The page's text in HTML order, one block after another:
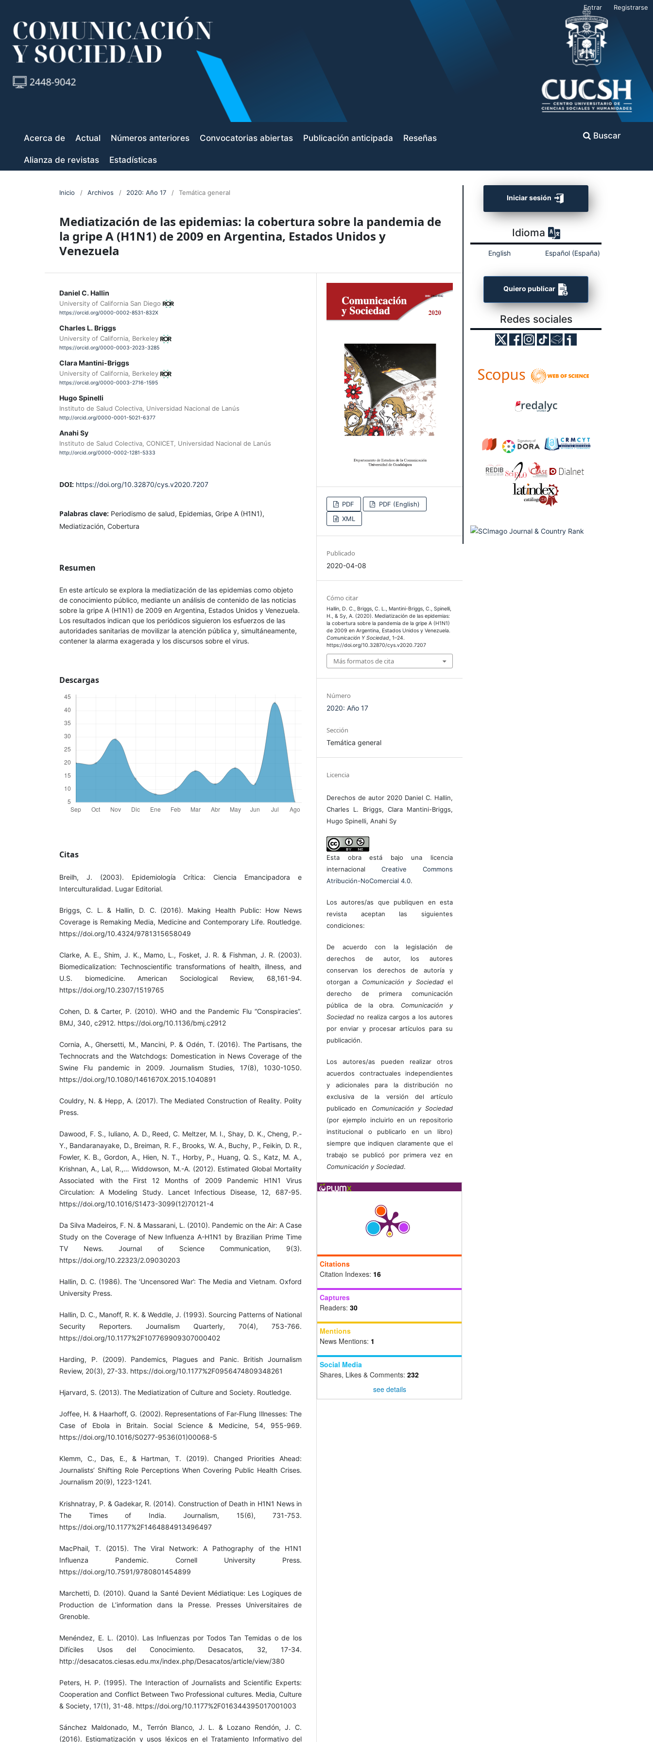
Acerca de Actual Números anteriores Convocatorias abiertas Publicación anticipada Reseñas
Alianza de revistas Estadísticas
Buscar
Entrar Registrarse
Inicio / Archivos / 2020: Año 17 / Temática general
Mediatización de las epidemias: la cobertura sobre la pandemia de
la gripe A (H1N1) de 2009 en Argentina, Estados Unidos y
Venezuela
Daniel C. Hallin
University of California San Diego
https://orcid.org/0000-0002-8531-832X
Charles L. Briggs
University of California, Berkeley
https://orcid.org/0000-0003-2023-3285
Clara Mantini-Briggs
University of California, Berkeley
https://orcid.org/0000-0003-2716-1595
Hugo Spinelli
Instituto de Salud Colectiva, Universidad Nacional de Lanús
http://orcid.org/0000-0001-5021-6377
Anahi Sy
Instituto de Salud Colectiva, CONICET, Universidad Nacional de Lanús
http://orcid.org/0000-0002-1281-5333
DOI: https://doi.org/10.32870/cys.v2020.7207
Palabras clave: Periodismo de salud, Epidemias, Gripe A (H1N1),
Mediatización, Cobertura
Resumen
En este artículo se explora la mediatización de las epidemias como objeto
de conocimiento público, mediante un análisis de contenido de las noticias
sobre la gripe A (H1N1) de 2009 en Argentina, Estados Unidos y Venezuela.
Los resultados indican que los periódicos siguieron los esfuerzos de las
autoridades sanitarias de movilizar la atención pública y, simultáneamente,
contener la alarma exagerada y los discursos sobre el virus.
Descargas
Citas
Breilh, J. (2003). Epidemiología Crítica: Ciencia Emancipadora e
Interculturalidad. Lugar Editorial.
Briggs, C. L. & Hallin, D. C. (2016). Making Health Public: How News
Coverage is Remaking Media, Medicine and Contemporary Life. Routledge.
https://doi.org/10.4324/9781315658049
Clarke, A. E., Shim, J. K., Mamo, L., Fosket, J. R. & Fishman, J. R. (2003).
Biomedicalization: Technoscientific transformations of health, illness, and
U.S. biomedicine. American Sociological Review, 68,161-94.
https://doi.org/10.2307/1519765
Cohen, D. & Carter, P. (2010). WHO and the Pandemic Flu “Conspiracies”.
BMJ, 340, c2912. https://doi.org/10.1136/bmj.c2912
Cornia, A., Ghersetti, M., Mancini, P. & Odén, T. (2016). The Partisans, the
Technocrats and the Watchdogs: Domestication in News Coverage of the
Swine Flu pandemic in 2009. Journalism Studies, 17(8), 1030-1050.
https://doi.org/10.1080/1461670X.2015.1040891
Couldry, N. & Hepp, A. (2017). The Mediated Construction of Reality. Polity
Press.
Dawood, F. S., Iuliano, A. D., Reed, C. Meltzer, M. I., Shay, D. K., Cheng, P.-
Y., Bandaranayake, D., Breiman, R. F., Brooks, W. A., Buchy, P., Feikin, D. R.,
Fowler, K. B., Gordon, A., Hien, N. T., Horby, P., Huang, Q. S., Katz, M. A.,
Krishnan, A., Lal, R.,… Widdowson, M.-A. (2012). Estimated Global Mortality
Associated with the First 12 Months of 2009 Pandemic H1N1 Virus
Circulation: A Modeling Study. Lancet Infectious Disease, 12, 687-95.
https://doi.org/10.1016/S1473-3099(12)70121-4
Da Silva Madeiros, F. N. & Massarani, L. (2010). Pandemic on the Air: A Case
Study on the Coverage of New Influenza A-H1N1 by Brazilian Prime Time
TV News. Journal of Science Communication, 9(3).
https://doi.org/10.22323/2.09030203
Hallin, D. C. (1986). The ‘Uncensored War’: The Media and Vietnam. Oxford
University Press.
Hallin, D. C., Manoff, R. K. & Weddle, J. (1993). Sourcing Patterns of National
Security Reporters. Journalism Quarterly, 70(4), 753-766.
https://doi.org/10.1177%2F107769909307000402
Harding, P. (2009). Pandemics, Plagues and Panic. British Journalism
Review, 20(3), 27-33. https://doi.org/10.1177%2F0956474809348261
Hjarvard, S. (2013). The Mediatization of Culture and Society. Routledge.
Joffee, H. & Haarhoff, G. (2002). Representations of Far-Flung Illnesses: The
Case of Ebola in Britain. Social Science & Medicine, 54, 955-969.
https://doi.org/10.1016/S0277-9536(01)00068-5
Klemm, C., Das, E., & Hartman, T. (2019). Changed Priorities Ahead:
Journalists’ Shifting Role Perceptions When Covering Public Health Crises.
Journalism 20(9), 1223-1241.
Krishnatray, P. & Gadekar, R. (2014). Construction of Death in H1N1 News in
The Times of India. Journalism, 15(6), 731-753.
https://doi.org/10.1177%2F1464884913496497
MacPhail, T. (2015). The Viral Network: A Pathography of the H1N1
Influenza Pandemic. Cornell University Press.
https://doi.org/10.7591/9780801454899
Marchetti, D. (2010). Quand la Santé Devient Médiatique: Les Logiques de
Production de L’information dans la Presse. Presses Universitaires de
Grenoble.
Menéndez, E. L. (2010). Las Influenzas por Todos Tan Temidas o de los
Difíciles Usos del Conocimiento. Desacatos, 32, 17-34.
http://desacatos.ciesas.edu.mx/index.php/Desacatos/article/view/380
Peters, H. P. (1995). The Interaction of Journalists and Scientific Experts:
Cooperation and Conflict Between Two Professional cultures. Media, Culture
& Society, 17(1), 31-48. https://doi.org/10.1177%2F016344395017001003
Sánchez Maldonado, M., Terrón Blanco, J. L. & Lozano Rendón, J. C.
(2016). Estigmatización y usos léxicos en el Tratamiento Informativo del
PDF
PDF (English)
XML
Publicado
2020-04-08
Cómo citar
Hallin, D. C., Briggs, C. L., Mantini-Briggs, C., Spinelli,
H., & Sy, A. (2020). Mediatización de las epidemias:
la cobertura sobre la pandemia de la gripe A (H1N1)
de 2009 en Argentina, Estados Unidos y Venezuela.
Comunicación Y Sociedad, 1–24.
https://doi.org/10.32870/cys.v2020.7207
Más formatos de cita
Número
2020: Año 17
Sección
Temática general
Licencia
Derechos de autor 2020 Daniel C. Hallin,
Charles L. Briggs, Clara Mantini-Briggs,
Hugo Spinelli, Anahi Sy
Esta obra está bajo una licencia
internacional Creative Commons
Atribución-NoComercial 4.0.
Los autores/as que publiquen en esta
revista aceptan las siguientes
condiciones:
De acuerdo con la legislación de
derechos de autor, los autores
conservan los derechos de autoría y
otorgan a Comunicación y Sociedadel
derecho de primera comunicación
pública de la obra. Comunicación y
Sociedad no realiza cargos a los autores
por enviar y procesar artículos para su
publicación.
Los autores/as pueden realizar otros
acuerdos contractuales independientes
y adicionales para la distribución no
exclusiva de la versión del artículo
publicado en Comunicación y Sociedad
(por ejemplo incluirlo en un repositorio
institucional o publicarlo en un libro)
siempre que indiquen claramente que el
trabajo se publicó por primera vez en
Comunicación y Sociedad.
Citations
Citation Indexes: 16
Captures
Readers: 30
Mentions
News Mentions: 1
Social Media
Shares, Likes & Comments: 232
see details
Iniciar sesión
Idioma
English Español (España)
Quiero publicar
Redes sociales